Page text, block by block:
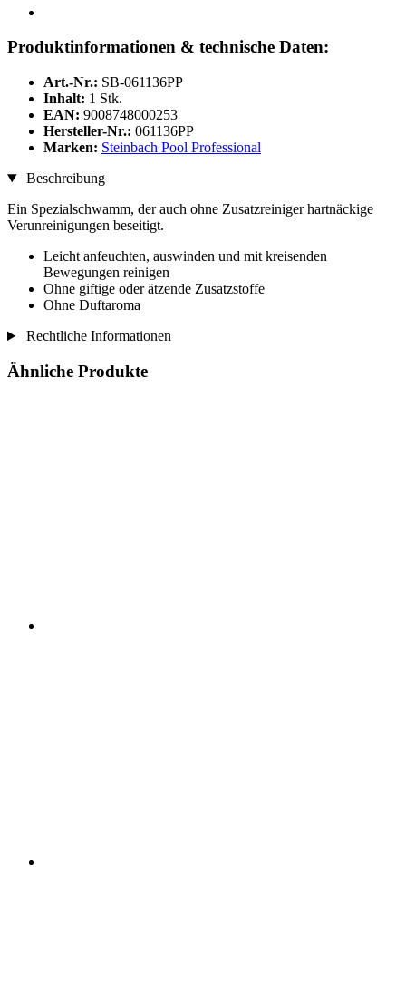
Produktinformationen & technische Daten:
Art.-Nr.: SB-061136PP
Inhalt: 1 Stk.
EAN: 9008748000253
Hersteller-Nr.: 061136PP
Marken: Steinbach Pool Professional
Beschreibung
Ein Spezialschwamm, der auch ohne Zusatzreiniger hartnäckige
Verunreinigungen beseitigt.
Leicht anfeuchten, auswinden und mit kreisenden
Bewegungen reinigen
Ohne giftige oder ätzende Zusatzstoffe
Ohne Duftaroma
Rechtliche Informationen
Ähnliche Produkte